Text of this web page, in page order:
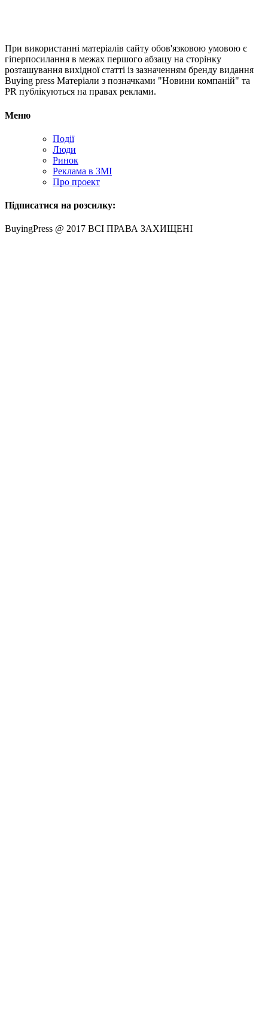
При використанні матеріалів сайту обов'язковою умовою є
гіперпосилання в межах першого абзацу на сторінку
розташування вихідної статті із зазначенням бренду видання
Buying press Матеріали з позначками "Новини компаній" та
PR публікуються на правах реклами.
Меню
Події
Люди
Ринок
Реклама в ЗМІ
Про проект
Підписатися на розсилку:
BuyingPress @ 2017 ВСІ ПРАВА ЗАХИЩЕНІ